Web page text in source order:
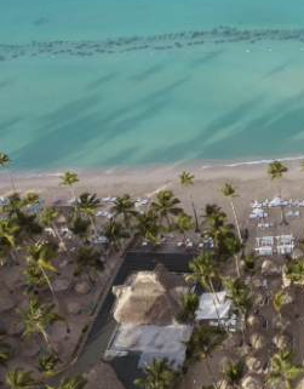
ou
Você ainda não se
Desfrute dos benefícios